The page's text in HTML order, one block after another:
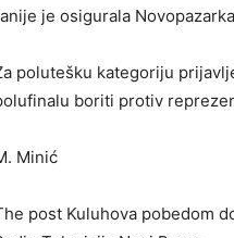
je osigurala
polutešku kategoriju
boriti protiv
Minić
post Kuluhova pobedom